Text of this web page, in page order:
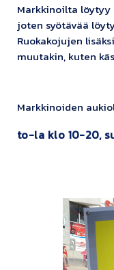
Markkinoilta löytyy
joten syötävää
Ruokakojujen
muutakin, kuten
Markkinoiden
to-la klo 10-20,